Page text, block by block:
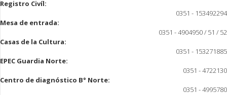
Registro Civíl:
0351 - 153492294
Mesa de entrada:
0351 - 4904950 / 51 / 52
Casas de la Cultura:
0351 - 153271885
EPEC Guardia Norte:
0351 - 4722130
Centro de diagnóstico B° Norte:
0351 - 4995780